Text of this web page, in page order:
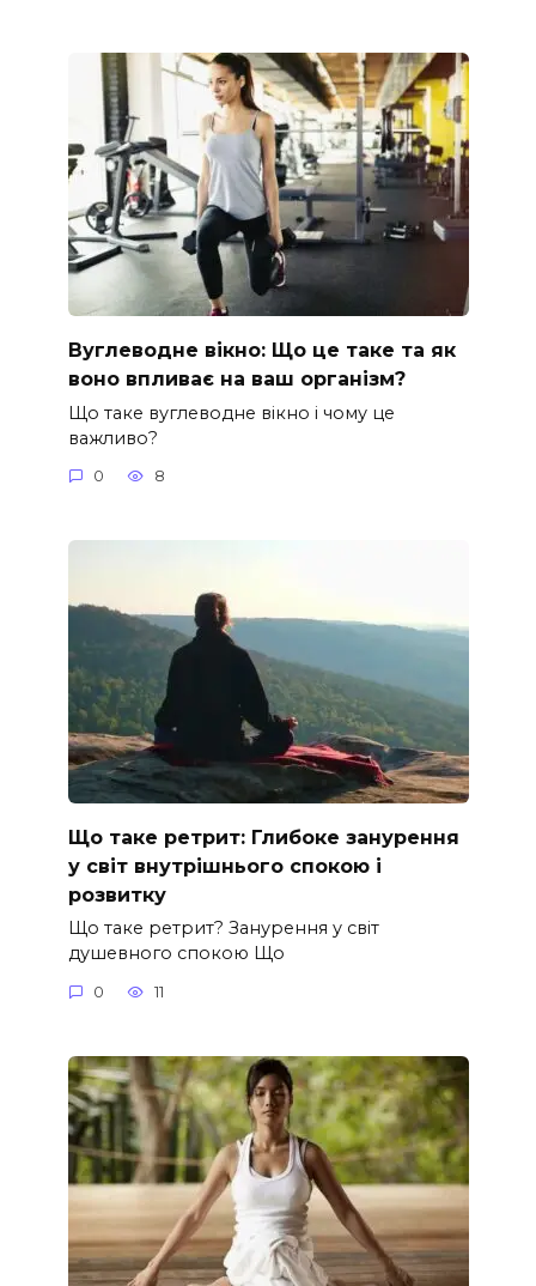
Вуглеводне вікно: Що це таке та як
воно впливає на ваш організм?
Що таке вуглеводне вікно і чому це
важливо?
0 8
Що таке ретрит: Глибоке занурення
у світ внутрішнього спокою і
розвитку
Що таке ретрит? Занурення у світ
душевного спокою Що
0 11